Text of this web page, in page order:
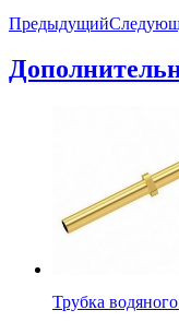
Предыдущий
Трубка